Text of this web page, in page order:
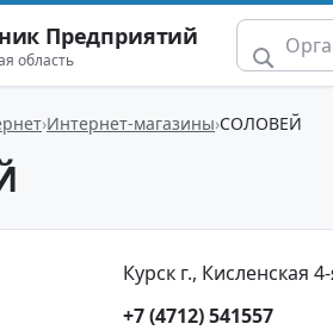
Предприятий
область
Интернет-магазины СОЛОВЕЙ
Курск г., Кисленская
+7 (4712) 541557